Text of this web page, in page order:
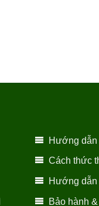
Hướng dẫn
Cách thức
Hướng dẫn
Bảo hành